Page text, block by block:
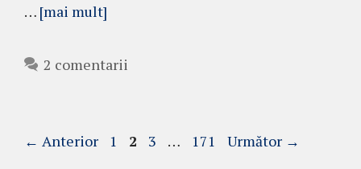
… [mai mult]
2 comentarii
← Anterior Pagina
1 Pagina
2 Pagina
3 … Pagina
171 Următor →